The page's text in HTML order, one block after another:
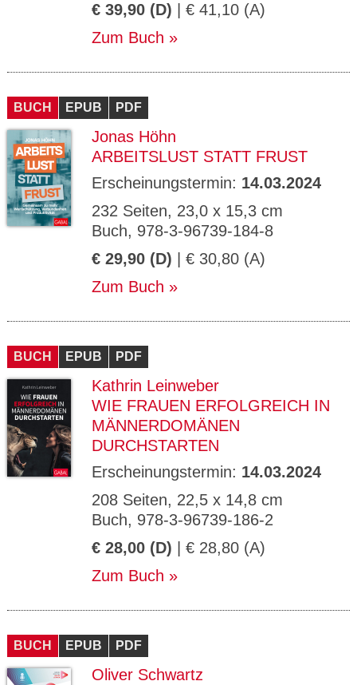
€ 39,90 (D) | € 41,10 (A)
Zum Buch
BUCH EPUB PDF
Jonas Höhn
ARBEITSLUST STATT FRUST
Erscheinungstermin: 14.03.2024
232 Seiten, 23,0 x 15,3 cm
Buch, 978-3-96739-184-8
€ 29,90 (D) | € 30,80 (A)
Zum Buch
BUCH EPUB PDF
Kathrin Leinweber
WIE FRAUEN ERFOLGREICH IN
MÄNNERDOMÄNEN
DURCHSTARTEN
Erscheinungstermin: 14.03.2024
208 Seiten, 22,5 x 14,8 cm
Buch, 978-3-96739-186-2
€ 28,00 (D) | € 28,80 (A)
Zum Buch
BUCH EPUB PDF
Oliver Schwartz